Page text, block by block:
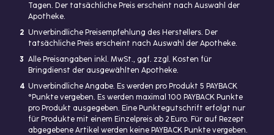
Tagen. Der tatsächliche Preis erscheint nach Auswahl der
Apotheke.
2 Unverbindliche Preisempfehlung des Herstellers. Der
tatsächliche Preis erscheint nach Auswahl der Apotheke.
3 Alle Preisangaben inkl. MwSt., ggf. zzgl. Kosten für
Bringdienst der ausgewählten Apotheke.
4 Unverbindliche Angabe. Es werden pro Produkt 5 PAYBACK
°Punkte vergeben. Es werden maximal 100 PAYBACK Punkte
pro Produkt ausgegeben. Eine Punktegutschrift erfolgt nur
für Produkte mit einem Einzelpreis ab 2 Euro. Für auf Rezept
abgegebene Artikel werden keine PAYBACK Punkte vergeben.